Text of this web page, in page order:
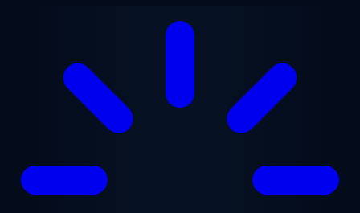
Saltar para o conteúdo principal